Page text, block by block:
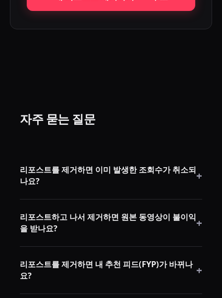
자주 묻는 질문
리포스트를 제거하면 이미 발생한 조회수가 취소되
나요?
+
스트를 제거하면 내 계정을 통한 미래 배포만 중단됩니
다.
리포스트하고 나서 제거하면 원본 동영상이 불이익
을 받나요?
+
무런 영향이 없습니다.
리포스트를 제거하면 내 추천 피드(FYP)가 바뀌나
요?
+